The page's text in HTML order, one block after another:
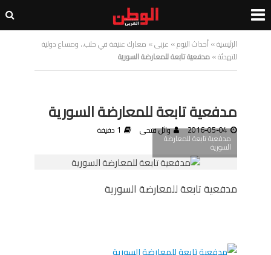
الرئيسية»أحداث اليوم» عربى» معارك عنيفة في حلب.. ومساع دولية
للتهدئة»مدفعية تابعة للمعارضة السورية
مدفعية تابعة للمعارضة السورية
2016-05-04 وائل فتحى 1 دقيقة
مدفعية تابعة للمعارضة
السورية
مدفعية تابعة للمعارضة السورية